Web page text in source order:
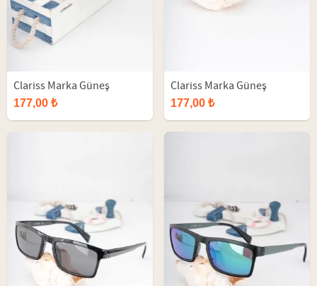
Clariss Marka Güneş
Gözlüğü
177,00 ₺
Clariss Marka Güneş
Gözlüğü
177,00 ₺